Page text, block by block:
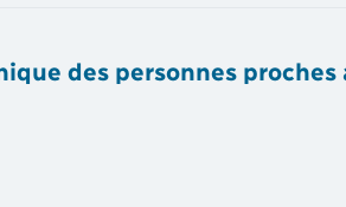
des personnes proches